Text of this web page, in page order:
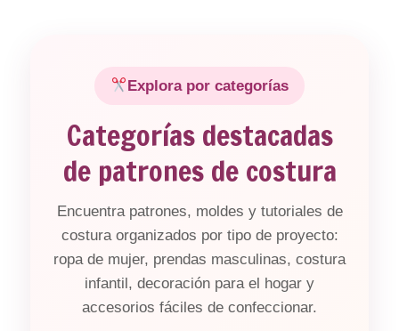
Explora por categorías
Categorías destacadas
de patrones de costura
Encuentra patrones, moldes y tutoriales de
costura organizados por tipo de proyecto:
ropa de mujer, prendas masculinas, costura
infantil, decoración para el hogar y
accesorios fáciles de confeccionar.